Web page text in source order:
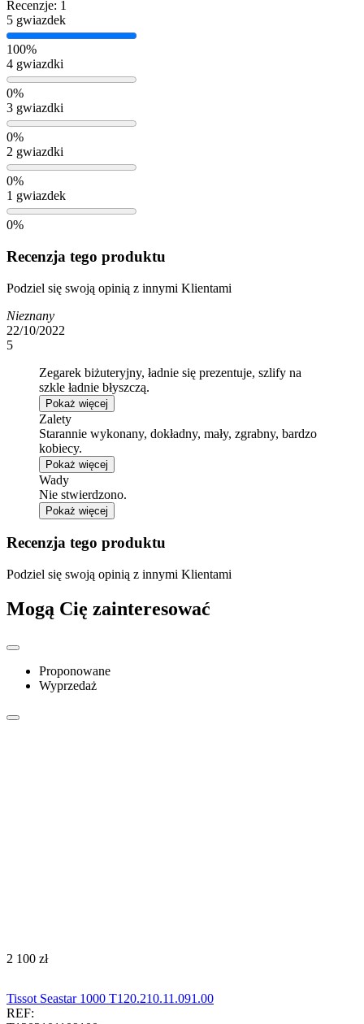
Recenzje: 1
5 gwiazdek
100%
4 gwiazdki
0%
3 gwiazdki
0%
2 gwiazdki
0%
1 gwiazdek
0%
Recenzja tego produktu
Podziel się swoją opinią z innymi Klientami
Nieznany
22/10/2022
5
Zegarek biżuteryjny, ładnie się prezentuje, szlify na
szkle ładnie błyszczą.
Pokaż więcej
Zalety
Starannie wykonany, dokładny, mały, zgrabny, bardzo
kobiecy.
Pokaż więcej
Wady
Nie stwierdzono.
Pokaż więcej
Recenzja tego produktu
Podziel się swoją opinią z innymi Klientami
Mogą Cię zainteresować
Proponowane
Wyprzedaż
‍2 100‍ zł
Tissot Seastar 1000 T120.210.11.091.00
REF: